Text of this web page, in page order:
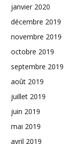
janvier 2020
décembre 2019
novembre 2019
octobre 2019
septembre 2019
août 2019
juillet 2019
juin 2019
mai 2019
avril 2019